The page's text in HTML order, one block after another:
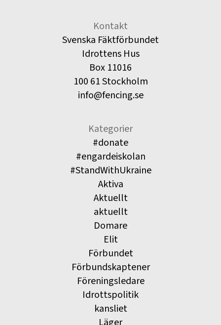
Kontakt
Svenska Fäktförbundet
Idrottens Hus
Box 11016
100 61 Stockholm
info@fencing.se
Kategorier
#donate
#engardeiskolan
#StandWithUkraine
Aktiva
Aktuellt
aktuellt
Domare
Elit
Förbundet
Förbundskaptener
Föreningsledare
Idrottspolitik
kansliet